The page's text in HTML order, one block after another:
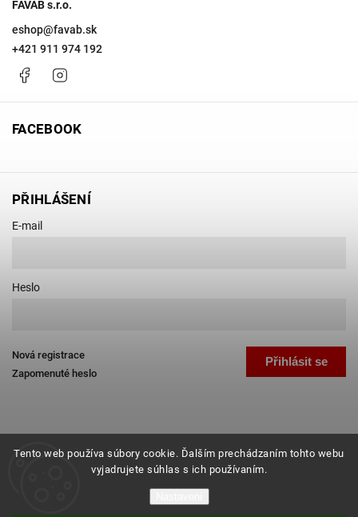
Tento web používa súbory cookie. Ďalším prechádzaním tohto webu
vyjadrujete súhlas s ich používaním.
FAVAB s.r.o.
eshop@favab.sk
+421 911 974 192
Facebook
FACEBOOK
PŘIHLÁŠENÍ
E-mail
Heslo
Přihlásit se
Nová registrace
Zapomenuté heslo
Favab.cz. Všechna práva vyhrazena.
Grafický návrh vytvořil a nakódoval